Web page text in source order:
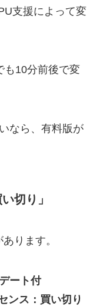
支援によって変
も10分前後で変
なら、有料版が
切り」
ります。
ート付
ンス：買い切り